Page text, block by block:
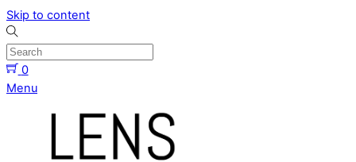
Skip to content
0
Menu